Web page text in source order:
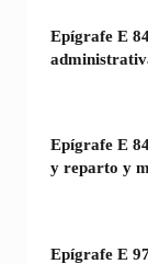
Epígrafe E
Epígrafe E
y reparto y
Epígrafe E